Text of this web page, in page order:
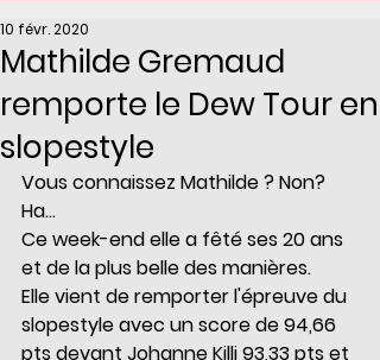
Mathilde Gremaud
remporte le Dew Tour en
slopestyle
10 févr. 2020
Vous connaissez Mathilde ? Non?
Ha...
Ce week-end elle a fêté ses 20 ans
et de la plus belle des manières.
Elle vient de remporter l'épreuve du
slopestyle avec un score de 94,66
pts devant Johanne Killi 93,33 pts et